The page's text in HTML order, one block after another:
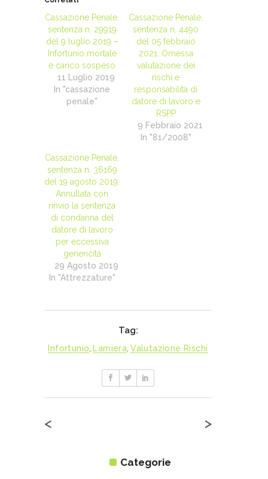
Cassazione Penale,
sentenza n. 29919
del 9 luglio 2019 –
Infortunio mortale
e carico sospeso
11 Luglio 2019
In "cassazione
penale"
Cassazione Penale,
sentenza n. 4490
del 05 febbraio
2021. Omessa
valutazione dei
rischi e
responsabilità di
datore di lavoro e
RSPP
9 Febbraio 2021
In "81/2008"
Cassazione Penale,
sentenza n. 36169
del 19 agosto 2019.
Annullata con
rinvio la sentenza
di condanna del
datore di lavoro
per eccessiva
genericità
29 Agosto 2019
In "Attrezzature"
Tag:
Infortunio Lamiera Valutazione Rischi
< >
Categorie